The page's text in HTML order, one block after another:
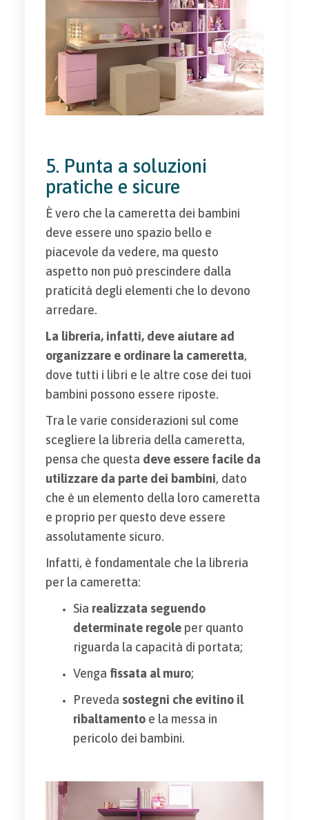
5. Punta a soluzioni
pratiche e sicure
È vero che la cameretta dei bambini
deve essere uno spazio bello e
piacevole da vedere, ma questo
aspetto non può prescindere dalla
praticità degli elementi che lo devono
arredare.
La libreria, infatti, deve aiutare ad
organizzare e ordinare la cameretta,
dove tutti i libri e le altre cose dei tuoi
bambini possono essere riposte.
Tra le varie considerazioni sul come
scegliere la libreria della cameretta,
pensa che questa deve essere facile da
utilizzare da parte dei bambini, dato
che è un elemento della loro cameretta
e proprio per questo deve essere
assolutamente sicuro.
Infatti, è fondamentale che la libreria
per la cameretta:
Sia realizzata seguendo
determinate regoleper quanto
riguarda la capacità di portata;
Venga fissata al muro;
Preveda sostegni che evitino il
ribaltamentoe la messa in
pericolo dei bambini.